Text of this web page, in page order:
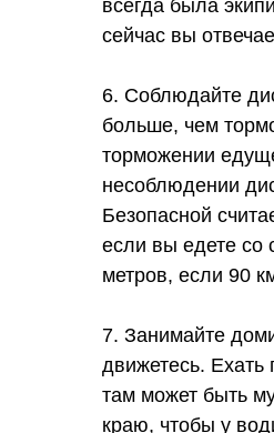
всегда была
сейчас вы
6. Соблюдайте
больше, чем
торможении
несоблюдении
Безопасной
если вы едете со
метров, если 90
7. Занимайте
движетесь.
там может быть
краю, чтобы у